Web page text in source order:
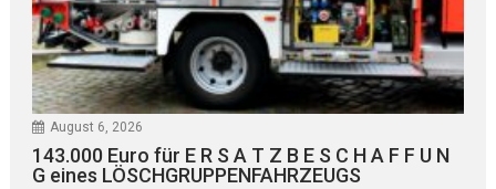
August 6, 2026
143.000 Euro für E R S A T Z B E S C H A F F U N
G eines LÖSCHGRUPPENFAHRZEUGS